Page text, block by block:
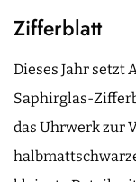
Zifferblatt
Dieses Jahr setzt
Saphirglas-
das Uhrwerk zur